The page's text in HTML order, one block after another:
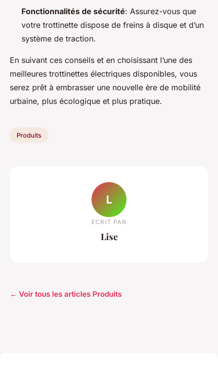
Fonctionnalités de sécurité: Assurez-vous que
votre trottinette dispose de freins à disque et d’un
système de traction.
En suivant ces conseils et en choisissant l’une des
meilleures trottinettes électriques disponibles, vous
serez prêt à embrasser une nouvelle ère de mobilité
urbaine, plus écologique et plus pratique.
Produits
L
ECRIT PAR
Lise
← Voir tous les articles Produits